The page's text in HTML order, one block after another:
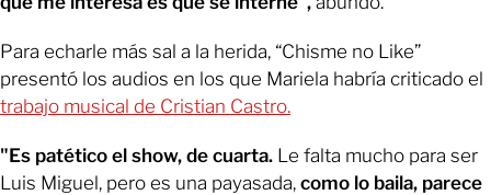
Para echarle más sal a la herida, “Chisme no Like”
presentó los audios en los que Mariela habría criticado el
trabajo musical de Cristian Castro.
"Es patético el show, de cuarta. Le falta mucho para ser
Luis Miguel, pero es una payasada, como lo baila, parece